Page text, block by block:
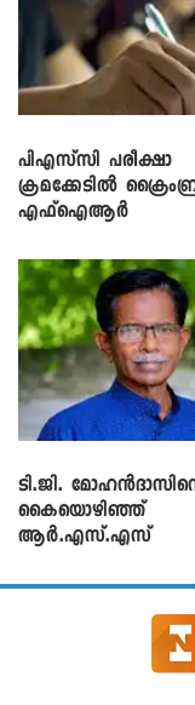
പിഎസ്‌സി പരീക്ഷാ
ക്രമക്കേ‌ടിൽ
എഫ്ഐആർ
ടി.ജി.
കൈയൊഴിഞ്ഞ്
ആർ.എസ്.എസ്